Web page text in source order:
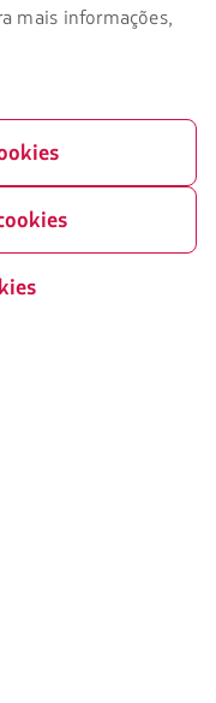
mais informações,